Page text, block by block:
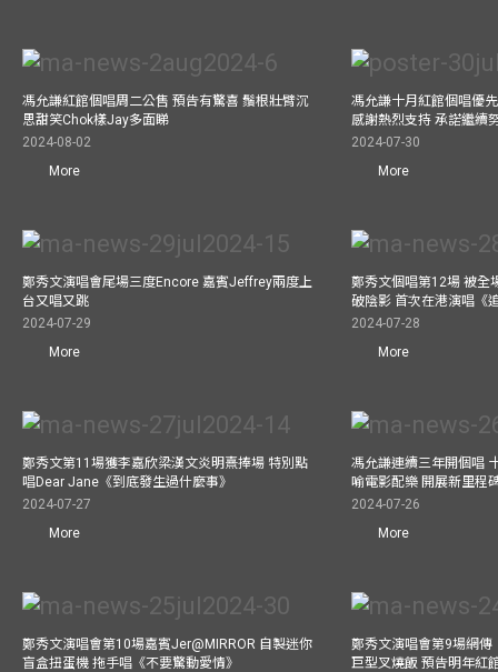
馮允謙紅館個唱周二公售 預告有驚喜 鬚根壯臂沉
思甜笑Chok樣Jay多面睇
2024-08-02
More
馮允謙十月紅館個唱優
感謝熱烈支持 承諾繼續
2024-07-30
More
鄭秀文演唱會尾場三度Encore 嘉賓Jeffrey兩度上
台又唱又跳
2024-07-29
More
鄭秀文個唱第12場 被全
破陰影 首次在港演唱《
2024-07-28
More
鄭秀文第11場獲李嘉欣梁漢文炎明熹捧場 特別點
唱Dear Jane《到底發生過什麼事》
2024-07-27
More
馮允謙連續三年開個唱
喻電影配樂 開展新里程
2024-07-26
More
鄭秀文演唱會第10場嘉賓Jer@MIRROR 自製迷你
盲盒扭蛋機 拖手唱《不要驚動愛情》
鄭秀文演唱會第9場網傳
巨型叉燒飯 預告明年紅